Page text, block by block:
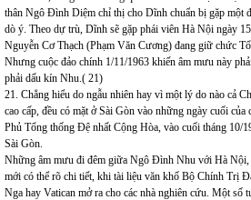
thân Ngô Đình Diệm chỉ thị cho Dĩnh chuẩn bị gặp một
dò ý. Theo dự trù, Dĩnh sẽ gặp phái viên Hà Nội ngày
Nguyễn Cơ Thạch (Phạm Văn Cương) đang giữ chức
Nhưng cuộc đảo chính 1/11/1963 khiến âm mưu này
phải dấu kín Nhu.( 21)
21. Chẳng hiểu do ngẫu nhiên hay vì một lý do nào cả
cao cấp, đều có mặt ở Sài Gòn vào những ngày cuối
Phủ Tổng thống Đệ nhất Cộng Hòa, vào cuối tháng 10/
Sài Gòn.
Những âm mưu đi đêm giữa Ngô Đình Nhu với Hà Nội,
mới có thể rõ chi tiết, khi tài liệu văn khố Bộ Chính Trị
Nga hay Vatican mở ra cho các nhà nghiên cứu. Một số